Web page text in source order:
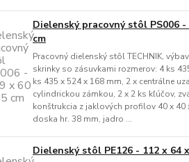
Dielenský pracovný stôl PS006 -
cm
Pracovný dielenský stôl TECHNIK,
skrinky so zásuvkami rozmerov: 4 ks
ks 435 x 524 x 168 mm, 2 x centrálne
cylindrickou zámkou, 2 x 2 ks kľúčov,
konštrukcia z jaklových profilov 40 x 40
doska hr. 38 mm, jadro ...
Dielenský stôl PE126 - 112 x 64